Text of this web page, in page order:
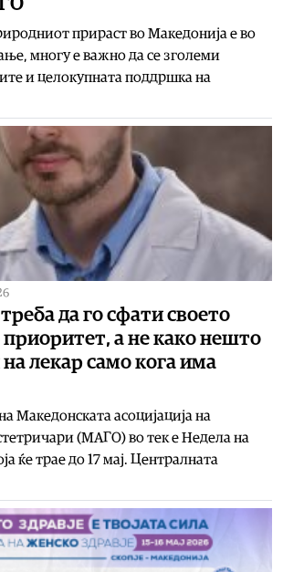
прираст во Македонија е во
многу е важно да се зголеми
и целокупната поддршка на
да го сфати своето
приоритет, а не како нешто
на лекар само кога има
Македонската асоцијација на
(МАГО) во тек е Недела на
ќе трае до 17 мај. Централната